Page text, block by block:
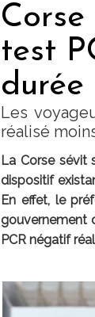
test
durée
Les
réalisé
La Corse sévit
dispositif
En effet, le
gouvernement
PCR négatif